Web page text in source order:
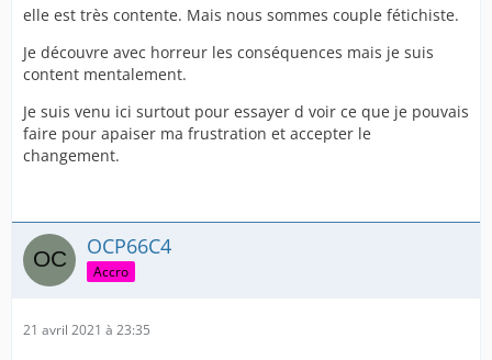
elle est très contente. Mais nous sommes couple fétichiste.
Je découvre avec horreur les conséquences mais je suis
content mentalement.
Je suis venu ici surtout pour essayer d voir ce que je pouvais
faire pour apaiser ma frustration et accepter le
changement.
OCP66C4
Accro
21 avril 2021 à 23:35